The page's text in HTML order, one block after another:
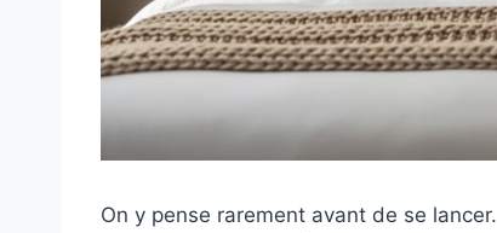
On y pense rarement avant de se